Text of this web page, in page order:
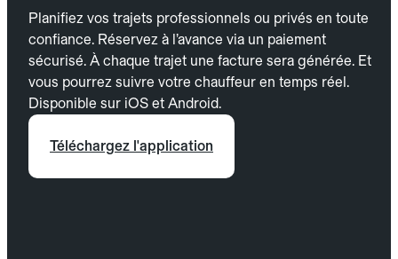
Planifiez vos trajets professionnels ou privés en toute
confiance. Réservez à l’avance via un paiement
sécurisé. À chaque trajet une facture sera générée. Et
vous pourrez suivre votre chauffeur en temps réel.
Disponible sur iOS et Android.
Téléchargez l'application